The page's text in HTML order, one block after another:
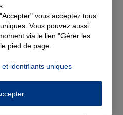
vous acceptez tous
Vous pouvez aussi
via le lien "Gérer les
pied de page.
identifiants uniques